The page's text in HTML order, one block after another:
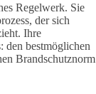
Regelwerk. Sie
der sich
Ihre
den bestmöglichen
Brandschutznorm